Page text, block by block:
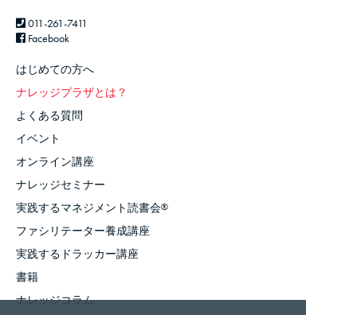
011-261-7411
Facebook
はじめての方へ
ナレッジプラザとは？
よくある質問
イベント
オンライン講座
ナレッジセミナー
実践するマネジメント読書会®
ファシリテーター養成講座
実践するドラッカー講座
書籍
ナレッジコラム